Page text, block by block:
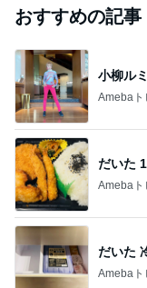
おすすめの記事
小柳ル
Amebaト
だいた
Amebaト
だいた
Amebaト